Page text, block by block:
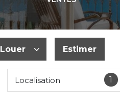
Louer
à l'année
Estimer
1
Localisation